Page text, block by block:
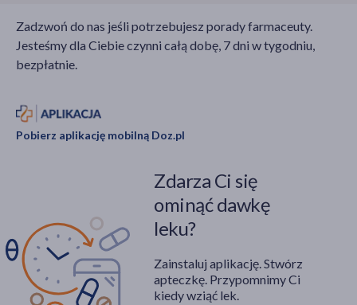
Zadzwoń do nas jeśli potrzebujesz porady farmaceuty.
Jesteśmy dla Ciebie czynni całą dobę, 7 dni w tygodniu,
bezpłatnie.
Pobierz aplikację mobilną Doz.pl
Zdarza Ci się
ominąć dawkę
leku?
Zainstaluj aplikację. Stwórz
apteczkę. Przypomnimy Ci
kiedy wziąć lek.